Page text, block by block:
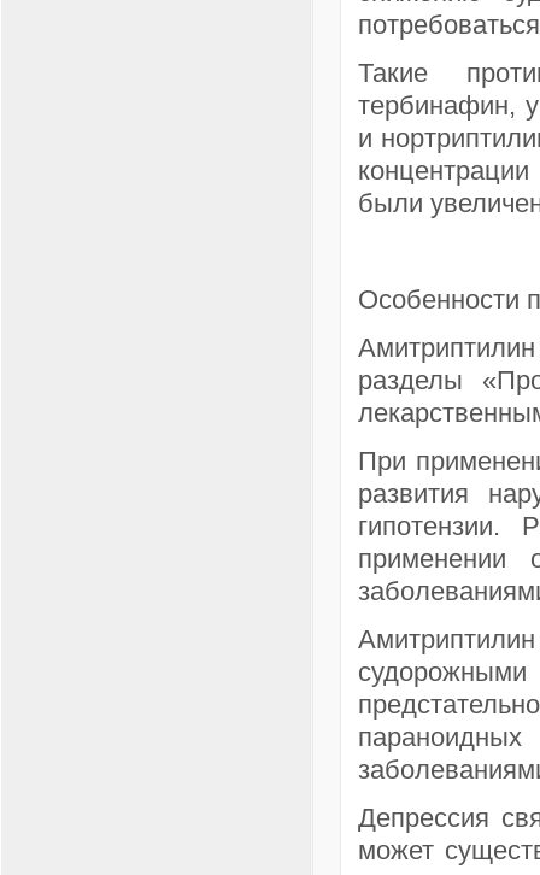
Такие
тербинафин,
и
были
Особенности
разделы
При
развития
гипотензии.
судорожными
Депрессия
может